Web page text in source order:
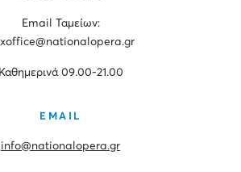
Εmail Ταμείων:
Καθημερινά 09.00-21.00
EMAIL
info@nationalopera.gr